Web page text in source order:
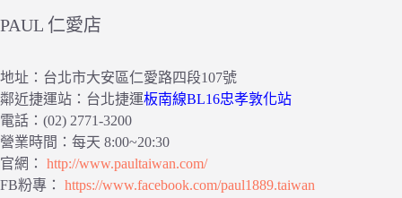
PAUL 仁愛店
地址：台北市大安區仁愛路四段107號
鄰近捷運站：台北捷運板南線BL16忠孝敦化站
電話：(02) 2771-3200
營業時間：每天 8:00~20:30
官網： http://www.paultaiwan.com/
FB粉專： https://www.facebook.com/paul1889.taiwan